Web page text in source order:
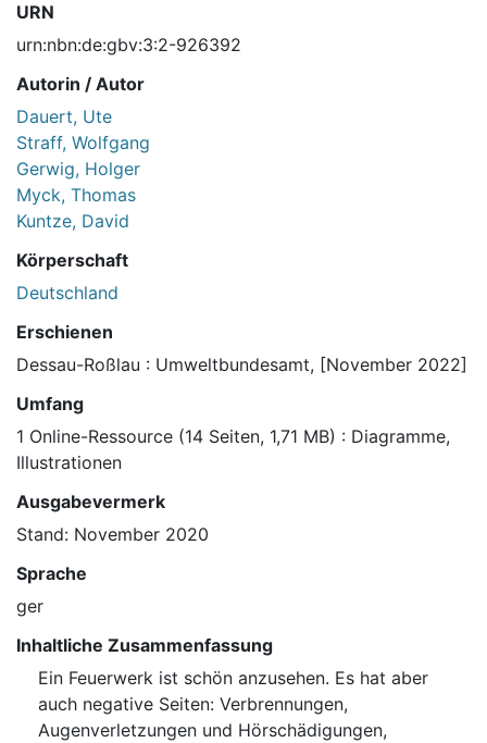
URN
urn:nbn:de:gbv:3:2-926392
Autorin / Autor
Dauert, Ute
Straff, Wolfgang
Gerwig, Holger
Myck, Thomas
Kuntze, David
Körperschaft
Deutschland
Erschienen
Dessau-Roßlau : Umweltbundesamt, [November 2022]
Umfang
1 Online-Ressource (14 Seiten, 1,71 MB) : Diagramme,
Illustrationen
Ausgabevermerk
Stand: November 2020
Sprache
ger
Inhaltliche Zusammenfassung
Ein Feuerwerk ist schön anzusehen. Es hat aber
auch negative Seiten: Verbrennungen,
Augenverletzungen und Hörschädigungen,